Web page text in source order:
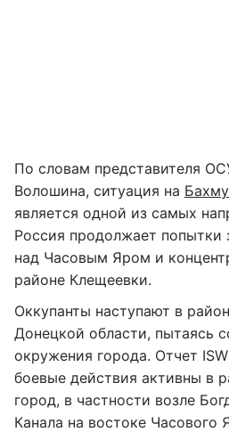
По словам представителя
Волошина, ситуация на
является одной из самых
Россия продолжает попытки
над Часовым Яром и
районе Клещеевки.
Оккупанты наступают в
Донецкой области, пытаясь
окружения города. Отчет
боевые действия активны в
город, в частности возле
Канала на востоке Часового